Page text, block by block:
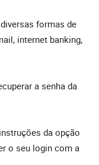
formas de
internet banking,
a senha da
da opção
o seu login com a